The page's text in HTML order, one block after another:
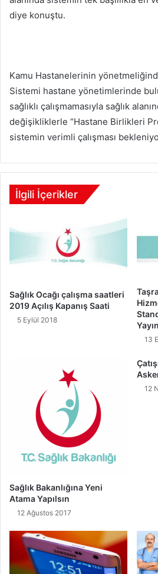
diye konuştu.
Kamu Hastanelerinin
Sistemi hastane yönetimlerinde
sağlıklı çalışmamasıyla sağlık
değişikliklerle “Hastane Birlikleri
sistemin verimli çalışması
İlgili İçerikler
Sağlık Ocağı çalışma saatleri
2019 Açılış Kapanış Saati
5 Eylül 2018
13
Sağlık Bakanlığına Yeni
Atama Yapılsın
12 Ağustos 2017
12